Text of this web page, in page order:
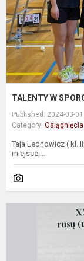
TALENTY W
Published: 2024-03-01
Category: Osiągnięcia
Taja Leonowicz ( kl.
miejsce,...